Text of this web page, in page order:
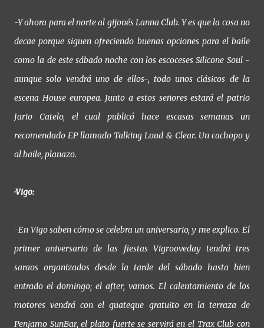
-Y ahora para el norte al gijonés Lanna Club. Y es que la cosa no
decae porque siguen ofreciendo buenas opciones para el baile
como la de este sábado noche con los escoceses Silicone Soul -
aunque solo vendrá uno de ellos-, todo unos clásicos de la
escena House europea. Junto a estos señores estará el patrio
Jario Catelo, el cual publicó hace escasas semanas un
recomendado EP llamado Talking Loud & Clear. Un cachopo y
al baile, planazo.
·Vigo:
-En Vigo saben cómo se celebra un aniversario, y me explico. El
primer aniversario de las fiestas Vigrooveday tendrá tres
saraos organizados desde la tarde del sábado hasta bien
entrado el domingo; el after, vamos. El calentamiento de los
motores vendrá con el guateque gratuito en la terraza de
Penjamo SunBar, el plato fuerte se servirá en el Trax Club con